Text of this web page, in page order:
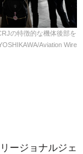
の特徴的な機体後部を
Aviation Wire
ージョナルジェ